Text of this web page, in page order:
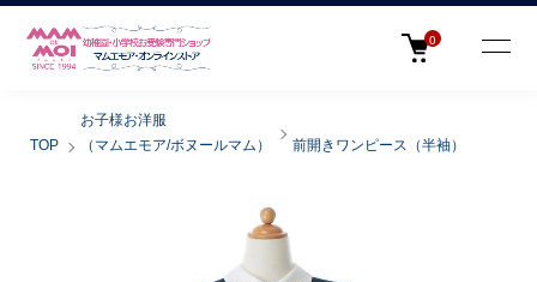
0
TOP
お子様お洋服
（マムエモア/ボヌールマム）
前開きワンピース（半袖）